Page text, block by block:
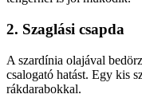
2. Szaglási csapda
A szardínia olajával
csalogató hatást. Egy kis
rákdarabokkal.